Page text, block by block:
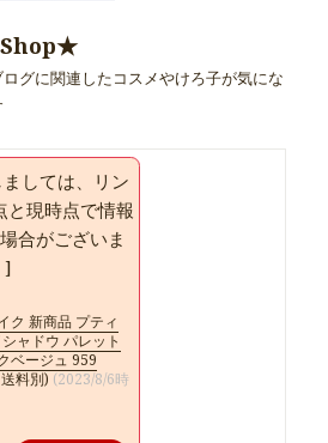
グに関連したコスメやけろ子が気にな
ク 新商品 プティ
ャドウ パレット
ベージュ 959
料別) (2023/8/6時